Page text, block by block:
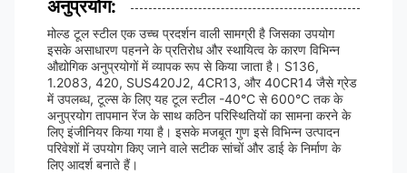
अनुप्रयोग:
मोल्ड टूल स्टील एक उच्च प्रदर्शन वाली सामग्री है जिसका उपयोग
इसके असाधारण पहनने के प्रतिरोध और स्थायित्व के कारण विभिन्न
औद्योगिक अनुप्रयोगों में व्यापक रूप से किया जाता है। S136,
1.2083, 420, SUS420J2, 4CR13, और 40CR14 जैसे ग्रेड
में उपलब्ध, टूल्स के लिए यह टूल स्टील -40°C से 600°C तक के
अनुप्रयोग तापमान रेंज के साथ कठिन परिस्थितियों का सामना करने के
लिए इंजीनियर किया गया है। इसके मजबूत गुण इसे विभिन्न उत्पादन
परिवेशों में उपयोग किए जाने वाले सटीक सांचों और डाई के निर्माण के
लिए आदर्श बनाते हैं।